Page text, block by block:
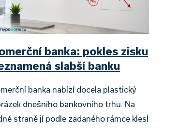
banka: pokles zisku
slabší banku
banka nabízí docela plastický
dnešního bankovního trhu. Na
straně jí podle zadaného rámce klesl